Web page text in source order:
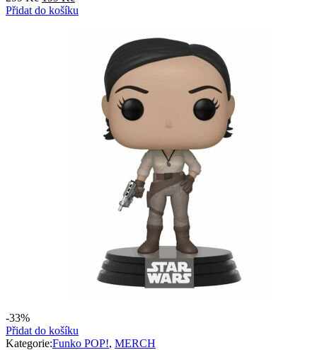
cena
cena
Přidat do košíku
-33%
Přidat do košíku
Kategorie:Funko POP!, MERCH